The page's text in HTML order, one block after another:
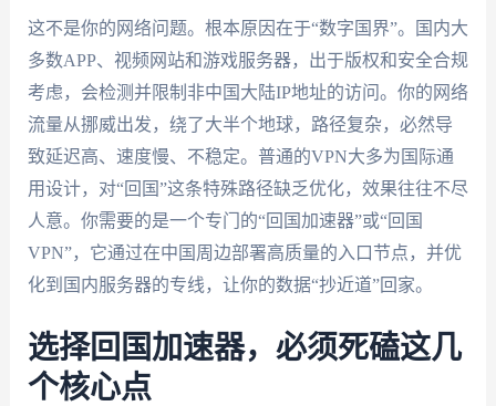
这不是你的网络问题。根本原因在于“数字国界”。国内大
多数APP、视频网站和游戏服务器，出于版权和安全合规
考虑，会检测并限制非中国大陆IP地址的访问。你的网络
流量从挪威出发，绕了大半个地球，路径复杂，必然导
致延迟高、速度慢、不稳定。普通的VPN大多为国际通
用设计，对“回国”这条特殊路径缺乏优化，效果往往不尽
人意。你需要的是一个专门的“回国加速器”或“回国
VPN”，它通过在中国周边部署高质量的入口节点，并优
化到国内服务器的专线，让你的数据“抄近道”回家。
选择回国加速器，必须死磕这几
个核心点